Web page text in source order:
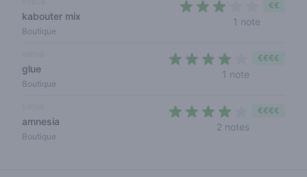
kabouter mix
Boutique
1 note
€€
glue
Boutique
1 note
€€€€
amnesia
Boutique
2 notes
€€€€